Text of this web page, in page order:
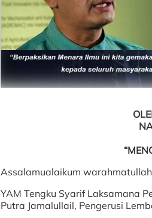
Assalamualaikum
YAM Tengku Syarif Laksamana
Putra Jamalullail, Pengerusi